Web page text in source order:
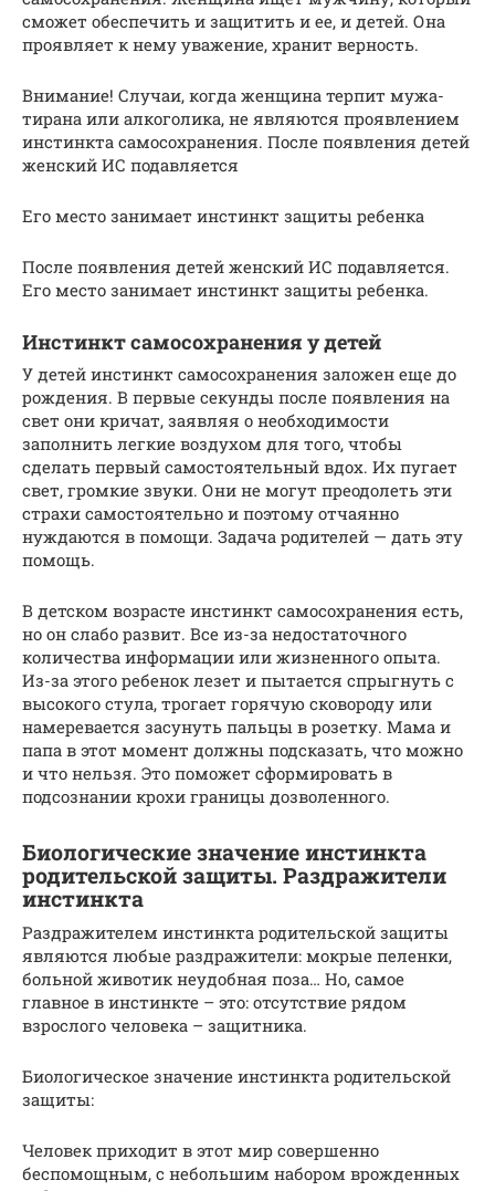
сможет обеспечить и защитить и ее, и детей. Она
проявляет к нему уважение, хранит верность.
Внимание! Случаи, когда женщина терпит мужа-
тирана или алкоголика, не являются проявлением
инстинкта самосохранения. После появления детей
женский ИС подавляется
Его место занимает инстинкт защиты ребенка
После появления детей женский ИС подавляется.
Его место занимает инстинкт защиты ребенка.
Инстинкт самосохранения у детей
У детей инстинкт самосохранения заложен еще до
рождения. В первые секунды после появления на
свет они кричат, заявляя о необходимости
заполнить легкие воздухом для того, чтобы
сделать первый самостоятельный вдох. Их пугает
свет, громкие звуки. Они не могут преодолеть эти
страхи самостоятельно и поэтому отчаянно
нуждаются в помощи. Задача родителей — дать эту
помощь.
В детском возрасте инстинкт самосохранения есть,
но он слабо развит. Все из-за недостаточного
количества информации или жизненного опыта.
Из-за этого ребенок лезет и пытается спрыгнуть с
высокого стула, трогает горячую сковороду или
намеревается засунуть пальцы в розетку. Мама и
папа в этот момент должны подсказать, что можно
и что нельзя. Это поможет сформировать в
подсознании крохи границы дозволенного.
Биологические значение инстинкта
родительской защиты. Раздражители
инстинкта
Раздражителем инстинкта родительской защиты
являются любые раздражители: мокрые пеленки,
больной животик неудобная поза… Но, самое
главное в инстинкте – это: отсутствие рядом
взрослого человека – защитника.
Биологическое значение инстинкта родительской
защиты:
Человек приходит в этот мир совершенно
беспомощным, с небольшим набором врожденных